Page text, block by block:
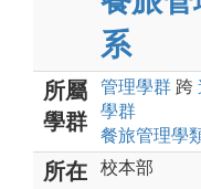
系
所屬
學群
管理學群 跨
學群
餐旅管理學
所在
校本部